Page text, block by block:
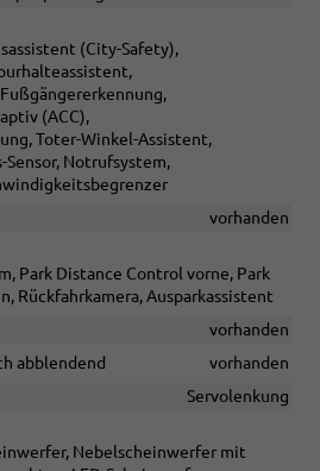
(City-Safety),
(ACC),
Toter-Winkel-Assistent,
Notrufsystem,
vorhanden
Park Distance Control vorne, Park
Rückfahrkamera, Ausparkassistent
vorhanden
abblendend
vorhanden
Servolenkung
Nebelscheinwerfer mit